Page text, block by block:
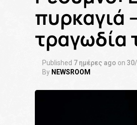
πυρκαγιά
τραγωδία
Published 7 ημέρες ago on
By NEWSROOM